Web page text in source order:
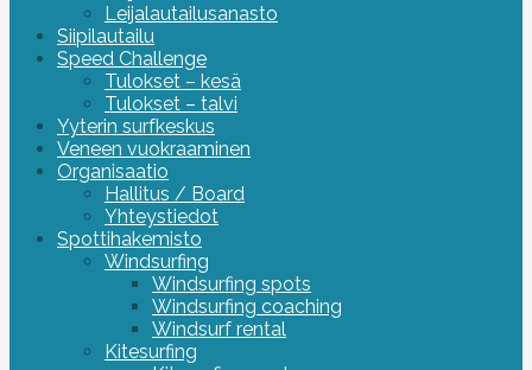
Leijalautailusanasto
Siipilautailu
Speed Challenge
Tulokset – kesä
Tulokset – talvi
Yyterin surfkeskus
Veneen vuokraaminen
Organisaatio
Hallitus / Board
Yhteystiedot
Spottihakemisto
Windsurfing
Windsurfing spots
Windsurfing coaching
Windsurf rental
Kitesurfing